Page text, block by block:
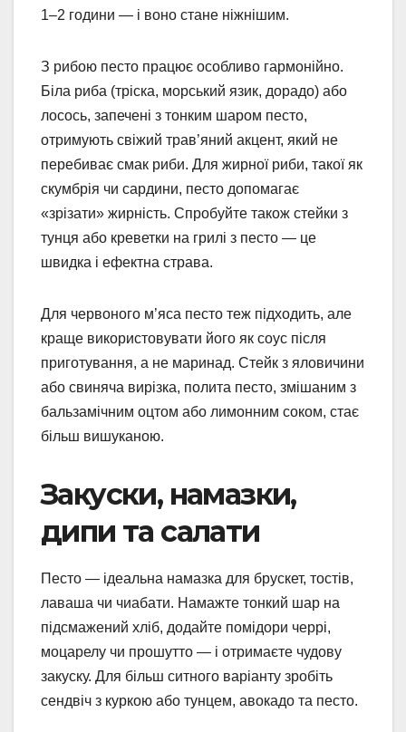
1–2 години — і воно стане ніжнішим.
З рибою песто працює особливо гармонійно.
Біла риба (тріска, морський язик, дорадо) або
лосось, запечені з тонким шаром песто,
отримують свіжий трав’яний акцент, який не
перебиває смак риби. Для жирної риби, такої як
скумбрія чи сардини, песто допомагає
«зрізати» жирність. Спробуйте також стейки з
тунця або креветки на грилі з песто — це
швидка і ефектна страва.
Для червоного м’яса песто теж підходить, але
краще використовувати його як соус після
приготування, а не маринад. Стейк з яловичини
або свиняча вирізка, полита песто, змішаним з
бальзамічним оцтом або лимонним соком, стає
більш вишуканою.
Закуски, намазки,
дипи та салати
Песто — ідеальна намазка для брускет, тостів,
лаваша чи чиабати. Намажте тонкий шар на
підсмажений хліб, додайте помідори черрі,
моцарелу чи прошутто — і отримаєте чудову
закуску. Для більш ситного варіанту зробіть
сендвіч з куркою або тунцем, авокадо та песто.